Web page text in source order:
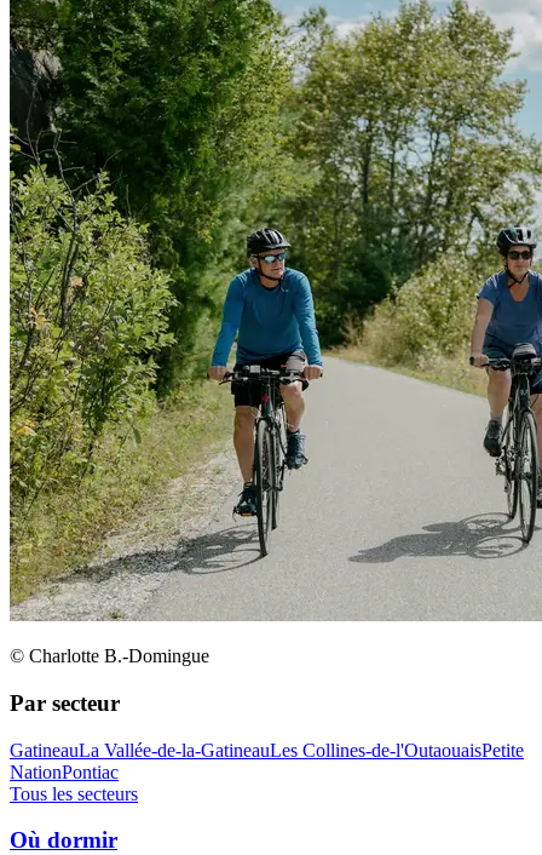
© Charlotte B.-Domingue
Par secteur
GatineauLa Vallée-de-la-GatineauLes Collines-de-l'OutaouaisPetite
NationPontiac
Tous les secteurs
Où dormir